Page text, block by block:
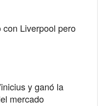
Liverpool pero
y ganó la
mercado